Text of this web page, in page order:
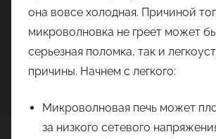
она вовсе холодная. Причиной
микроволновка не греет может
серьезная поломка, так и
причины. Начнем с легкого:
Микроволновая печь может
за низкого сетевого